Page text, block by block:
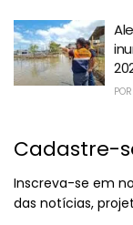
POR
Cadastre-
Inscreva-se em
das notícias,